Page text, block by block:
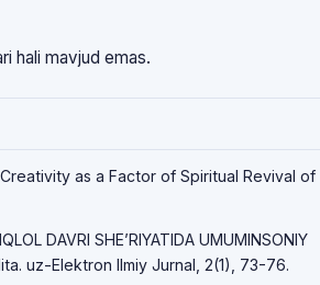
hali mavjud emas.
as a Factor of Spiritual Revival of
DAVRI SHE’RIYATIDA UMUMINSONIY
uz-Elektron Ilmiy Jurnal, 2(1), 73-76.